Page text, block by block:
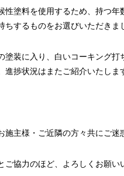
性塗料を使用するため、持つ年
ちするものをお選びいただきま
塗装に入り、白いコーキング打
進捗状況はまたご紹介いたしま
施主様・ご近隣の方々共にご迷
ご協力のほど、よろしくお願い